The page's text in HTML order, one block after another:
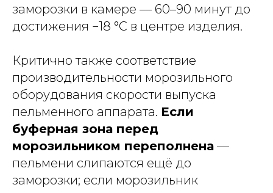
заморозки в камере — 60–90 минут до
достижения −18 °C в центре изделия.
Критично также соответствие
производительности морозильного
оборудования скорости выпуска
пельменного аппарата. Если
буферная зона перед
морозильником переполнена —
пельмени слипаются ещё до
заморозки; если морозильник